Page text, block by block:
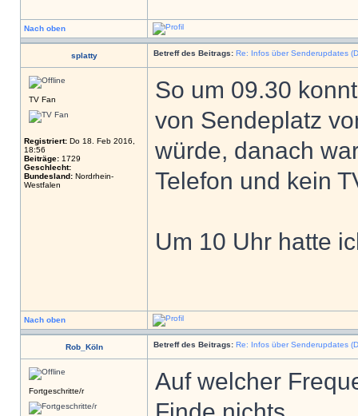
Nach oben
splatty Betreff des Beitrags: Re: Infos über Senderupdates
TV Fan
Registriert: Do 18. Feb 2016,
18:56
Beiträge: 1729
Geschlecht:
Bundesland: Nordrhein-
Westfalen
So um 09.30
von Sendeplatz
würde, danach
Telefon und kein
Um 10 Uhr hatte
Nach oben
Rob_Köln Betreff des Beitrags: Re: Infos über Senderupdates
Fortgeschritte/r
Auf welcher